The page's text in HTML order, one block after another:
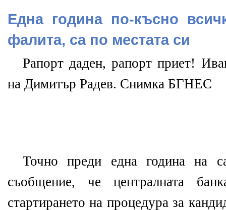
Една година по-късно
фалита, са по местата си
Рапорт даден, рапорт приет!
на Димитър Радев. Снимка БГНЕС
Точно преди една година на
съобщение, че централната
стартирането на процедура за